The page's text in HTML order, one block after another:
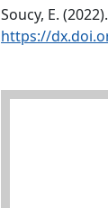
Soucy, E.
https://